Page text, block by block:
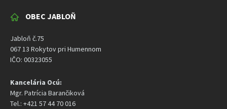
OBEC JABLOŇ
Jabloň č.75
067 13 Rokytov pri Humennom
IČO: 00323055
Kancelária Ocú:
Mgr. Patrícia Barančiková
Tel.: +421 57 44 70 016